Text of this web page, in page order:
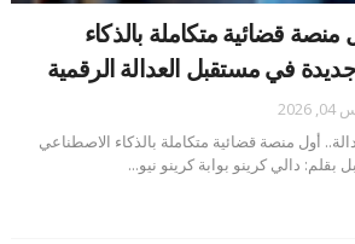
قضائية متكاملة بالذكاء
في مستقبل العدالة الرقمية
أول منصة قضائية متكاملة بالذكاء الاصطناعي
دالي كرينو بوابة كرينو نيو...